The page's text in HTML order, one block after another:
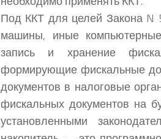
Под ККТ для целей Закона N
машины, иные
запись и хранение
формирующие фискальные
документов в налоговые
фискальных документов на
установленными